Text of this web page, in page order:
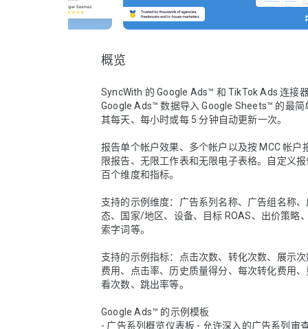
概览
SyncWith 的 Google Ads™ 和 TikTok Ads 连接
Google Ads™ 数据导入 Google Sheets™ 的最简
其每天、每小时或每 5 分钟自动更新一次。
报告单个帐户效果、多个帐户以及按 MCC 帐户
限报告、无限工作表和无限电子表格。自定义
百个维度和指标。
支持的示例维度：广告系列名称、广告组名称
态、国家/地区、设备、目标 ROAS、出价策略
索字词等。
支持的示例指标：点击次数、转化次数、展示
费用、点击率、历史质量得分、每次转化费用
看次数、跳出率等。
Google Ads™ 的示例模板
- 广告系列概览仪表板 - 允许深入的广告系列审